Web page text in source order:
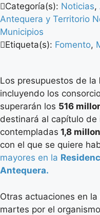
Categoría(s): Noticias,
Antequera y Territorio
Municipios
Etiqueta(s): Fomento,
Los presupuestos de la
incluyendo los
superarán los 516
destinará al capítulo de
contempladas 1,8
con el que se quiere
mayores en la
Antequera.
Otras actuaciones en
martes por el